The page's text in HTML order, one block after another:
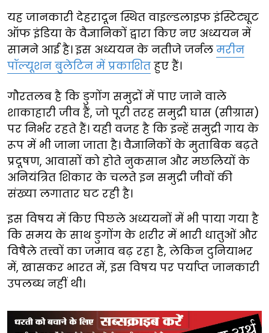
यह जानकारी देहरादून स्थित वाइल्डलाइफ इंस्टिट्यूट
ऑफ इंडिया के वैज्ञानिकों द्वारा किए नए अध्ययन में
सामने आई है। इस अध्ययन के नतीजे जर्नल मरीन
पॉल्यूशन बुलेटिन में प्रकाशित हुए हैं।
गौरतलब है कि डुगोंग समुद्रों में पाए जाने वाले
शाकाहारी जीव हैं, जो पूरी तरह समुद्री घास (सीग्रास)
पर निर्भर रहते हैं। यही वजह है कि इन्हें समुद्री गाय के
रूप में भी जाना जाता है। वैज्ञानिकों के मुताबिक बढ़ते
प्रदूषण, आवासों को होते नुकसान और मछलियों के
अनियंत्रित शिकार के चलते इन समुद्री जीवों की
संख्या लगातार घट रही है।
इस विषय में किए पिछले अध्ययनों में भी पाया गया है
कि समय के साथ डुगोंग के शरीर में भारी धातुओं और
विषैले तत्त्वों का जमाव बढ़ रहा है, लेकिन दुनियाभर
में, खासकर भारत में, इस विषय पर पर्याप्त जानकारी
उपलब्ध नहीं थी।